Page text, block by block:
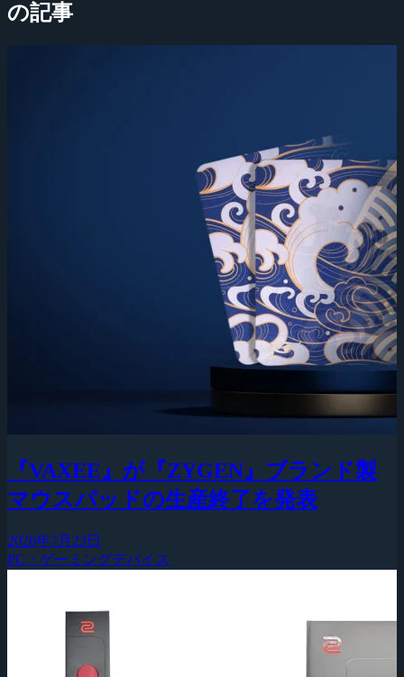
の記事
『VAXEE』が『ZYGEN』ブランド製
マウスパッドの生産終了を発表
2026年7月23日
PC・ゲーミングデバイス